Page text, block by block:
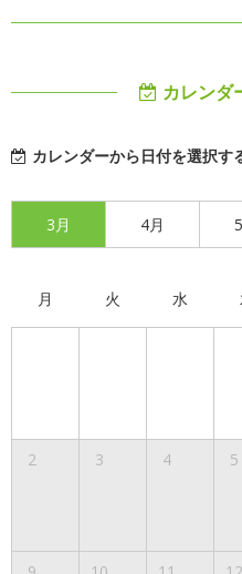
カレンダ
カレンダーから日付を選択す
3月 4月
月 火 水
2 3 4 5